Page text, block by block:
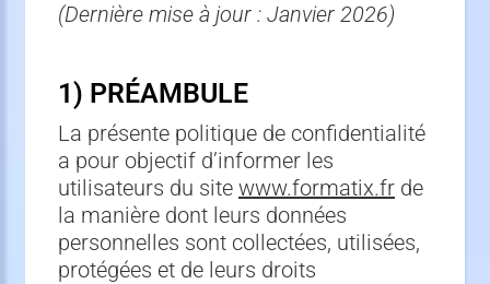
(Dernière mise à jour : Janvier 2026)
1) PRÉAMBULE
La présente politique de confidentialité
a pour objectif d’informer les
utilisateurs du site www.formatix.fr de
la manière dont leurs données
personnelles sont collectées, utilisées,
protégées et de leurs droits